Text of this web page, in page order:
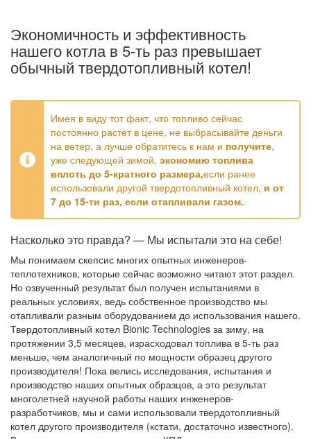
Экономичность и эффективность
нашего котла в 5-ть раз превышает
обычный твердотопливный котел!
Имея в виду тот факт, что топливо сейчас
постоянно растет в цене, не выбрасывайте деньги
на ветер, а лучше обратитесь к нам и получите,
уже следующей зимой, экономию топлива
вплоть до 5-кратного размера,если ранее
использовали другой твердотопливный котел, и от
7 до 15-ти раз, если отапливали газом..
Насколько это правда? — Мы испытали это на себе!
Мы понимаем скепсис многих опытных инженеров-
теплотехников, которые сейчас возможно читают этот раздел.
Но озвученный результат был получен испытаниями в
реальных условиях, ведь собственное производство мы
отапливали разным оборудованием до использования нашего.
Твердотопливный котел Bionic Technologies за зиму, на
протяжении 3,5 месяцев, израсходовал топлива в 5-ть раз
меньше, чем аналогичный по мощности образец другого
производителя! Пока велись исследования, испытания и
производство наших опытных образцов, а это результат
многолетней научной работы наших инженеров-
разработчиков, мы и сами использовали твердотопливный
котел другого производителя (кстати, достаточно известного).